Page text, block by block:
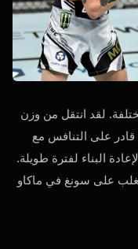
لقد انتقل من وزن
قادر على التنافس مع
لإعادة البناء لفترة طويلة.
على سونغ في ماكاو